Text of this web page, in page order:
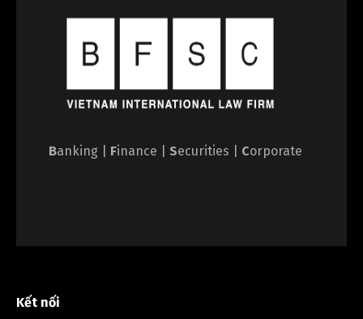
Banking | Finance | Securities | Corporate
Kết nối